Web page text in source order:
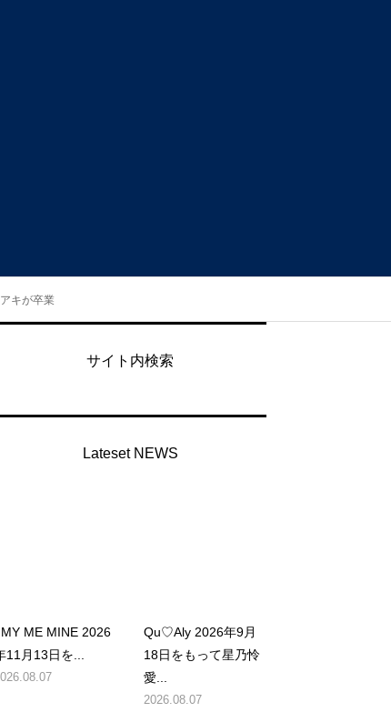
キが卒業
サイト内検索
Lateset NEWS
ME MINE 2026
11月13日を...
Qu♡Aly 2026年9月
18日をもって星乃怜
愛...
2026.08.07